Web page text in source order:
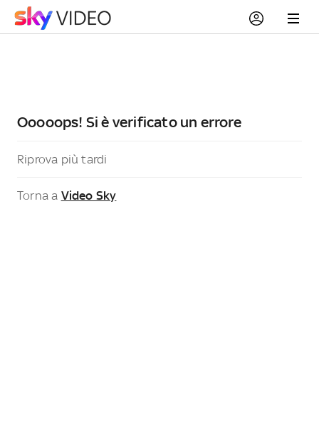
Ooooops! Si è verificato un errore
Riprova più tardi
Torna a Video Sky